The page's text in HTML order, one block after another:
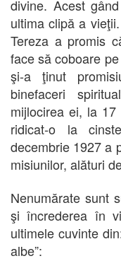
divine. Acest
ultima clipă a
Tereza a promis
face să coboare
şi-a ţinut
binefaceri
mijlocirea ei, la
ridicat-o la
decembrie 1927 a
misiunilor, alături
Nenumărate sunt
şi încrederea în
ultimele cuvinte
albe”: